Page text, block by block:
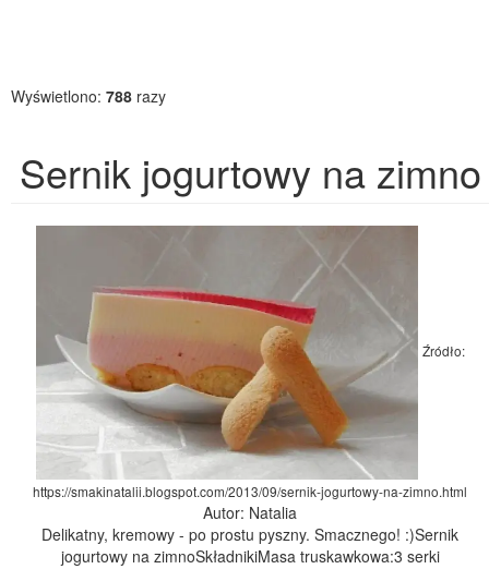
Wyświetlono: 788 razy
Sernik jogurtowy na zimno
Źródło:
https://smakinatalii.blogspot.com/2013/09/sernik-jogurtowy-na-zimno.html
Autor: Natalia
Delikatny, kremowy - po prostu pyszny. Smacznego! :)Sernik
jogurtowy na zimnoSkładnikiMasa truskawkowa:3 serki